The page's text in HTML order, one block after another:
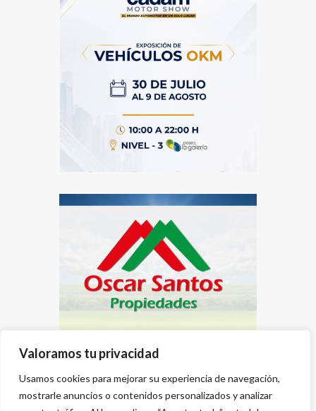
Valoramos tu privacidad
Usamos cookies para mejorar su experiencia de navegación,
mostrarle anuncios o contenidos personalizados y analizar